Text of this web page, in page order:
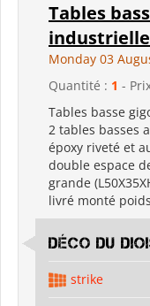
Tables
Monday 03
Quantité : 1 -
Tables basse
2 tables basses
époxy riveté et
double espace
grande
livré monté
déco du
strike